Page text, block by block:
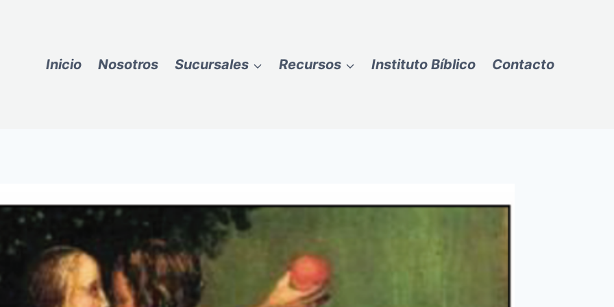
Inicio Nosotros Sucursales Recursos Instituto Bíblico Contacto